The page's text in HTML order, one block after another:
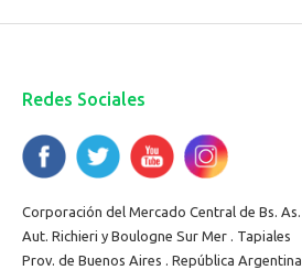
Redes Sociales
Corporación del Mercado Central de Bs. As.
Aut. Richieri y Boulogne Sur Mer . Tapiales
Prov. de Buenos Aires . República Argentina